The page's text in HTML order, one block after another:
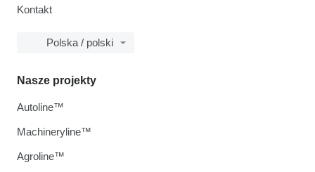
Kontakt
Polska / polski
Nasze projekty
Autoline™
Machineryline™
Agroline™